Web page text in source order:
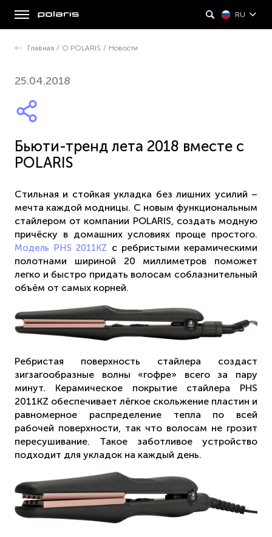
RU
Главная / О POLARIS / Новости
25.04.2018
Бьюти-тренд лета 2018 вместе с
POLARIS
Стильная и стойкая укладка без лишних усилий –
мечта каждой модницы. С новым функциональным
стайлером от компании POLARIS, создать модную
причёску в домашних условиях проще простого.
Модель PHS 2011KZ с ребристыми керамическими
полотнами шириной 20 миллиметров поможет
легко и быстро придать волосам соблазнительный
объём от самых корней.
Ребристая поверхность стайлера создаст
зигзагообразные волны «гофре» всего за пару
минут. Керамическое покрытие стайлера PHS
2011KZ обеспечивает лёгкое скольжение пластин и
равномерное распределение тепла по всей
рабочей поверхности, так что волосам не грозит
пересушивание. Такое заботливое устройство
подходит для укладок на каждый день.